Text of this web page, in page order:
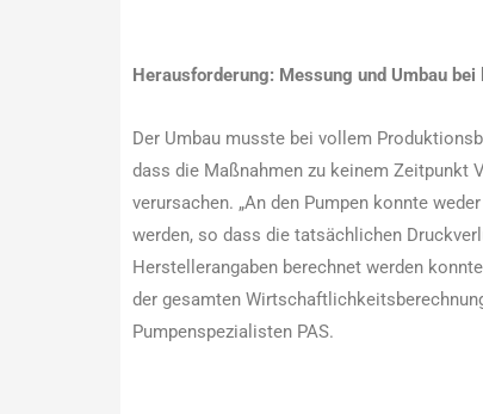
Herausforderung: Messung und Umbau
Der Umbau musste bei vollem
dass die Maßnahmen zu keinem Zeitpunkt
verursachen. „An den Pumpen konnte
werden, so dass die tatsächlichen
Herstellerangaben berechnet werden
der gesamten
Pumpenspezialisten PAS.